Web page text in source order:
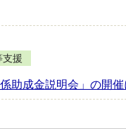
支援
助成金説明会」の開催